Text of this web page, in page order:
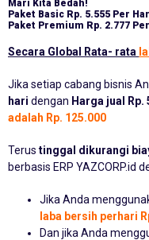
Mari Kita Bedah!
Paket Basic Rp. 5.555 Per
Paket Premium Rp. 2.777
Secara Global Rata- rata
Jika setiap cabang bisnis
hari dengan Harga jual Rp.
adalah Rp. 125.000
Terus tinggal dikurangi
berbasis ERP YAZCORP.id
Jika Anda
laba bersih perhari
Dan jika Anda